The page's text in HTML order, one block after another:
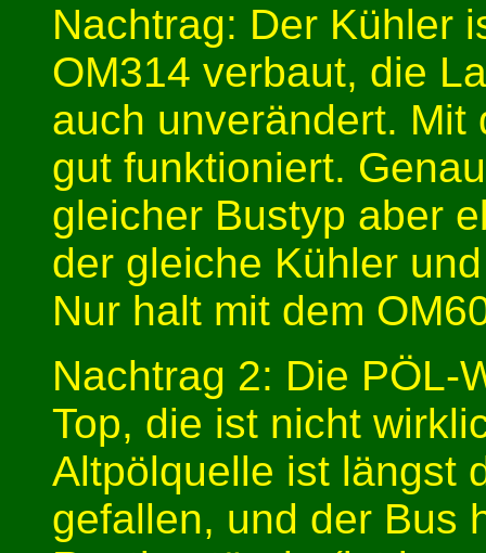
Nachtrag: Der Kühler
OM314 verbaut, die
auch unverändert. Mit
gut funktioniert.
gleicher Bustyp aber
der gleiche Kühler
Nur halt mit dem
Nachtrag 2: Die PÖL-
Top, die ist nicht
Altpölquelle ist längst
gefallen, und der Bus